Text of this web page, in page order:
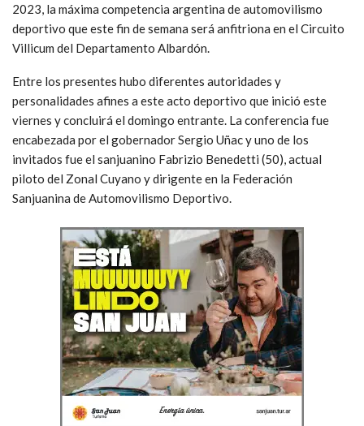
2023, la máxima competencia argentina de automovilismo
deportivo que este fin de semana será anfitriona en el Circuito
Villicum del Departamento Albardón.
Entre los presentes hubo diferentes autoridades y
personalidades afines a este acto deportivo que inició este
viernes y concluirá el domingo entrante. La conferencia fue
encabezada por el gobernador Sergio Uñac y uno de los
invitados fue el sanjuanino Fabrizio Benedetti (50), actual
piloto del Zonal Cuyano y dirigente en la Federación
Sanjuanina de Automovilismo Deportivo.